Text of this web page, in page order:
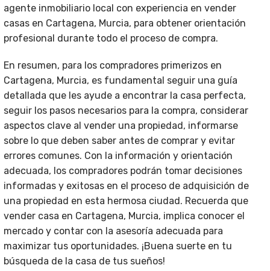
agente inmobiliario local con experiencia en vender
casas en Cartagena, Murcia, para obtener orientación
profesional durante todo el proceso de compra.
En resumen, para los compradores primerizos en
Cartagena, Murcia, es fundamental seguir una guía
detallada que les ayude a encontrar la casa perfecta,
seguir los pasos necesarios para la compra, considerar
aspectos clave al vender una propiedad, informarse
sobre lo que deben saber antes de comprar y evitar
errores comunes. Con la información y orientación
adecuada, los compradores podrán tomar decisiones
informadas y exitosas en el proceso de adquisición de
una propiedad en esta hermosa ciudad. Recuerda que
vender casa en Cartagena, Murcia, implica conocer el
mercado y contar con la asesoría adecuada para
maximizar tus oportunidades. ¡Buena suerte en tu
búsqueda de la casa de tus sueños!